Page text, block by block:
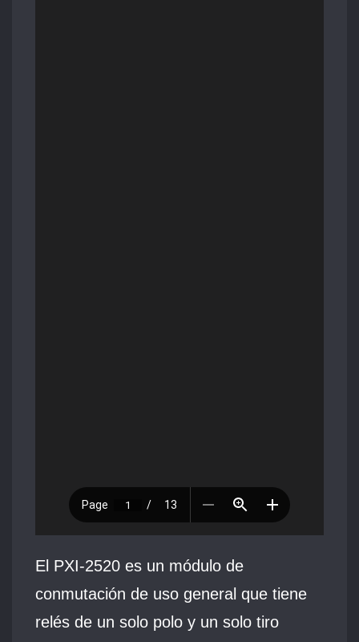
El PXI‑2520 es un módulo de
conmutación de uso general que tiene
relés de un solo polo y un solo tiro